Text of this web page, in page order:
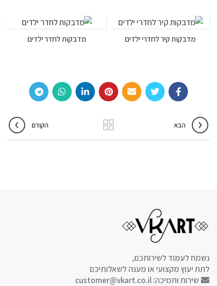
מדבקות קיר לחדרי ילדים מדבקות לחדר ילדים
הבא הקודם
נשמח לעמוד לשירותכם,
לתת יעוץ מקצועי או מענה לשאלותיכם
שירות ותמיכה:customer@vkart.co.il